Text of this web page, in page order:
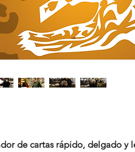
de cartas rápido, delgado y